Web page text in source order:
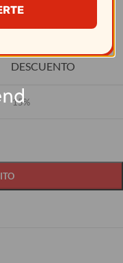
190 Ml – Nadir
DESCUENTO
15%